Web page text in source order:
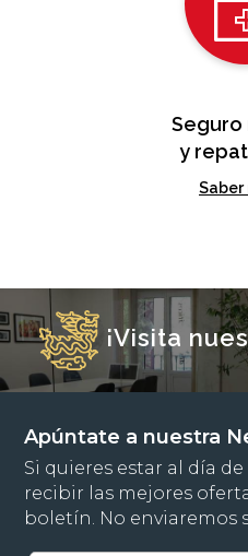
Seguro
y
Saber
¡Visita
Apúntate a nuestra
Si quieres estar al día
recibir las mejores
boletín. No enviaremos